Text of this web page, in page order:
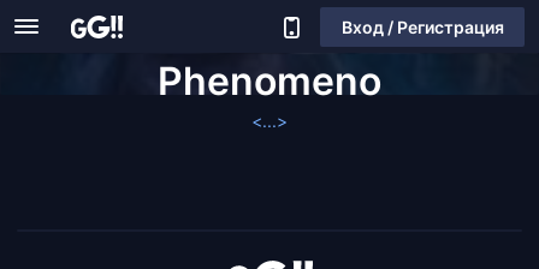
Вход / Регистрация
Phenomeno
<...>